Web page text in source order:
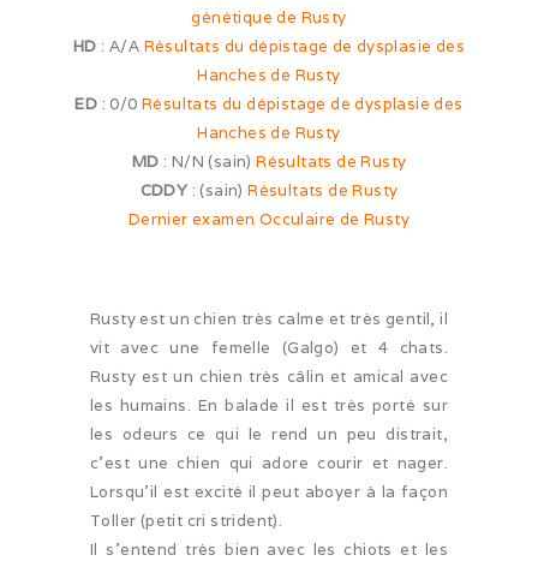
Bonne Année (12/22)
Joyeux Noël (12/22)
Sortie à la Loue (05/22)
En famille au Ballon d’Alsace (11/21)
Païko et les filles (03/21)
Sorties hivernales 2020
Ballon d’Alsace (09/20)
Ballon d’Alsace (07/20)
génétique de Rusty
HD : A/A Résultats du dépistage de dysplasie des
Hanches de Rusty
ED : 0/0 Résultats du dépistage de dysplasie des
Hanches de Rusty
MD : N/N (sain)Résultats de Rusty
CDDY : (sain)Résultats de Rusty
Dernier examen Occulaire de Rusty
Rusty est un chien très calme et très gentil, il
vit avec une femelle (Galgo) et 4 chats.
Rusty est un chien très câlin et amical avec
les humains. En balade il est très porté sur
les odeurs ce qui le rend un peu distrait,
c’est une chien qui adore courir et nager.
Lorsqu’il est excité il peut aboyer à la façon
Toller (petit cri strident).
Il s’entend très bien avec les chiots et les